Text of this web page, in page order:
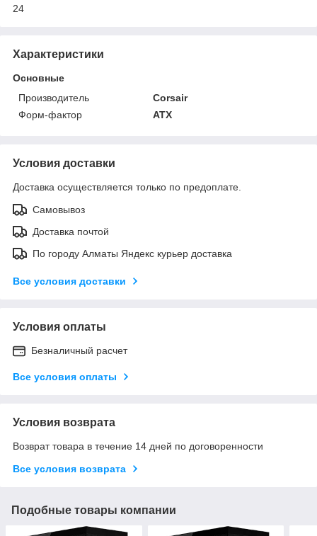
24
Характеристики
Основные
Производитель
Corsair
Форм-фактор
ATX
Условия доставки
Доставка осуществляется только по предоплате.
Самовывоз
Доставка почтой
По городу Алматы Яндекс курьер доставка
Все условия доставки
Условия оплаты
Безналичный расчет
Все условия оплаты
Условия возврата
Возврат товара в течение 14 дней по договоренности
Все условия возврата
Подобные товары компании